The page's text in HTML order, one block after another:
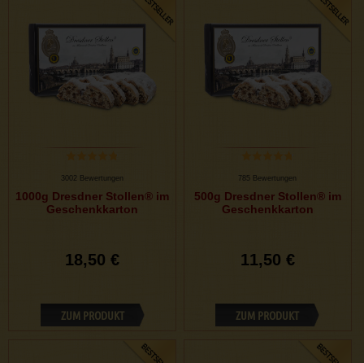
3002 Bewertungen
1000g Dresdner Stollen® im
Geschenkkarton
18,50 €
ZUM PRODUKT
785 Bewertungen
500g Dresdner Stollen® im
Geschenkkarton
11,50 €
ZUM PRODUKT